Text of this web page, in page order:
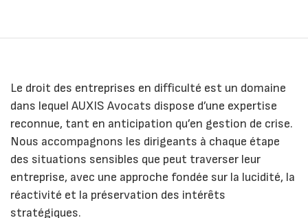
Le droit des entreprises en difficulté est un domaine
dans lequel AUXIS Avocats dispose d’une expertise
reconnue, tant en anticipation qu’en gestion de crise.
Nous accompagnons les dirigeants à chaque étape
des situations sensibles que peut traverser leur
entreprise, avec une approche fondée sur la lucidité, la
réactivité et la préservation des intérêts
stratégiques.